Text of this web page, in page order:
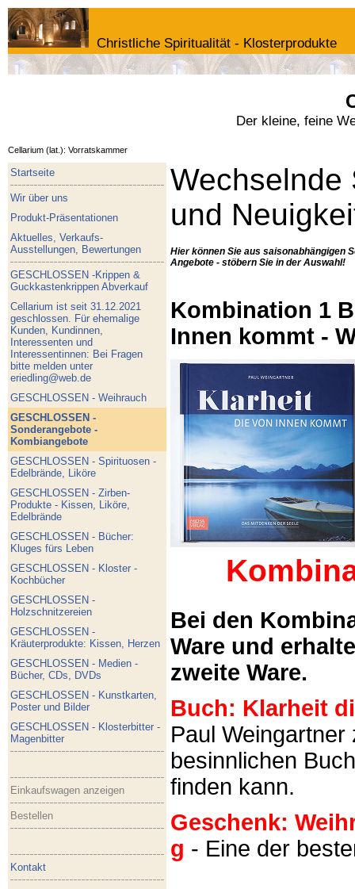
Christliche Spiritualität - Klosterprodukte
Der kleine, feine
Cellarium (lat.): Vorratskammer
Startseite
Wir über uns
Produkt-Präsentationen
Aktuelles, Verkaufs-
Ausstellungen, Bewertungen
GESCHLOSSEN -Krippen &
Guckkastenkrippen Abverkauf
Cellarium ist seit 31.12.2021
geschlossen. Für ehemalige
Kunden, Kundinnen,
Interessenten und
Interessentinnen: Bei Fragen
bitte melden unter
eriedling@web.de
GESCHLOSSEN - Weihrauch
GESCHLOSSEN -
Sonderangebote -
Kombiangebote
GESCHLOSSEN - Spirituosen -
Edelbrände, Liköre
GESCHLOSSEN - Zirben-
Produkte - Kissen, Liköre,
Edelbrände
GESCHLOSSEN - Bücher:
Kluges fürs Leben
GESCHLOSSEN - Kloster -
Kochbücher
GESCHLOSSEN -
Holzschnitzereien
GESCHLOSSEN -
Kräuterprodukte: Kissen, Herzen
GESCHLOSSEN - Medien -
Bücher, CDs, DVDs
GESCHLOSSEN - Kunstkarten,
Poster und Bilder
GESCHLOSSEN - Klosterbitter -
Magenbitter
Einkaufswagen anzeigen
Bestellen
Kontakt
Wechselnde
und
Hier können Sie aus saisonabhängigen
Angebote - stöbern Sie in der Auswahl!
Kombination 1
Innen kommt -
Bei den
Ware und
zweite Ware.
Buch: Klarheit
Paul
besinnlichen
finden kann.
Geschenk:
g - Eine der